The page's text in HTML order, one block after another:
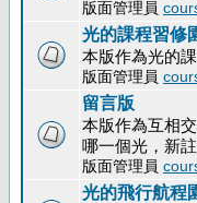
版面管理員
光的課程習修
本版作為光的
版面管理員
留言版
本版作為互相
哪一個光，新
版面管理員
光的飛行航程